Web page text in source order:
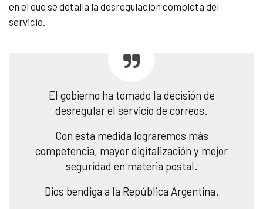
en el que se detalla la desregulación completa del
servicio.
El gobierno ha tomado la decisión de
desregular el servicio de correos.
Con esta medida lograremos más
competencia, mayor digitalización y mejor
seguridad en materia postal.
Dios bendiga a la República Argentina.